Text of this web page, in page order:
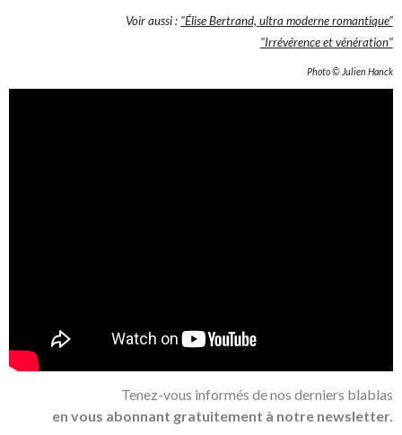
Voir aussi : "Élise Bertrand, ultra moderne romantique"
"Irrévérence et vénération"
Photo © Julien Hanck
Tenez-vous informés de nos derniers blablas
en vous abonnant gratuitement à notre newsletter.